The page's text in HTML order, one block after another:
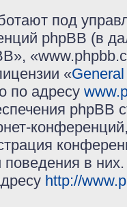
под
phpBB (в
«
по адресу
phpBB
в
http://